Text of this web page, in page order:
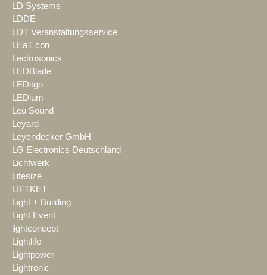
LD Systems
LDDE
LDT Veranstaltungsservice
LEaT con
Lectrosonics
LEDBlade
LEDitgo
LEDium
Leu Sound
Leyard
Leyendecker GmbH
LG Electronics Deutschland
Lichtwerk
Lifesize
LIFTKET
Light + Building
Light Event
lightconcept
Lightlife
Lightpower
Lightronic